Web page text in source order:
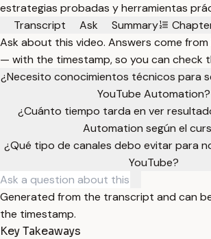
estrategias probadas y herramientas
Transcript
Ask Summary
Ask about this video. Answers come
— with the timestamp, so you can check
¿Necesito conocimientos técnicos para
YouTube Automation?
¿Cuánto tiempo tarda en ver
Automation según el
¿Qué tipo de canales debo evitar para
YouTube?
Generated from the transcript and can
the timestamp.
Key Takeaways